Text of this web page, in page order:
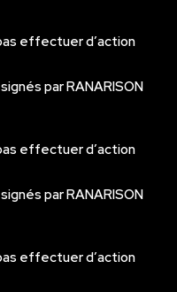
effectuer d’action
par RANARISON
effectuer d’action
par RANARISON
effectuer d’action